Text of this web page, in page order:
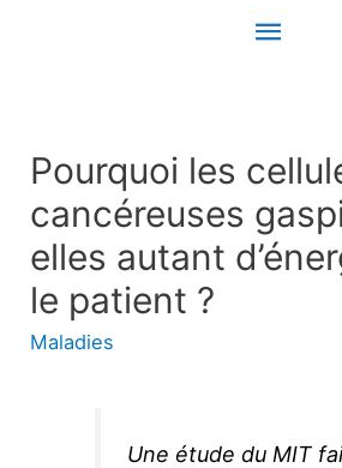
Menu
Pourquoi les
cancéreuses
elles autant
le patient ?
Maladies
Une étude du MIT